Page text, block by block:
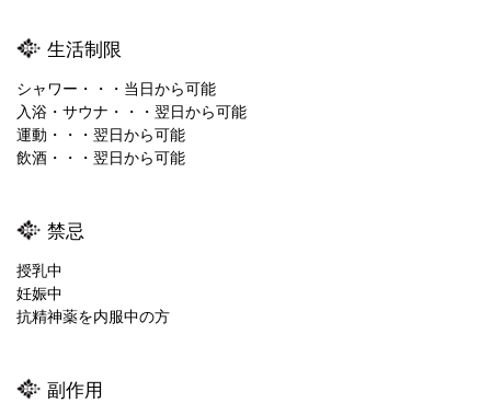
生活制限
シャワー・・・当日から可能
入浴・サウナ・・・翌日から可能
運動・・・翌日から可能
飲酒・・・翌日から可能
禁忌
授乳中
妊娠中
抗精神薬を内服中の方
副作用